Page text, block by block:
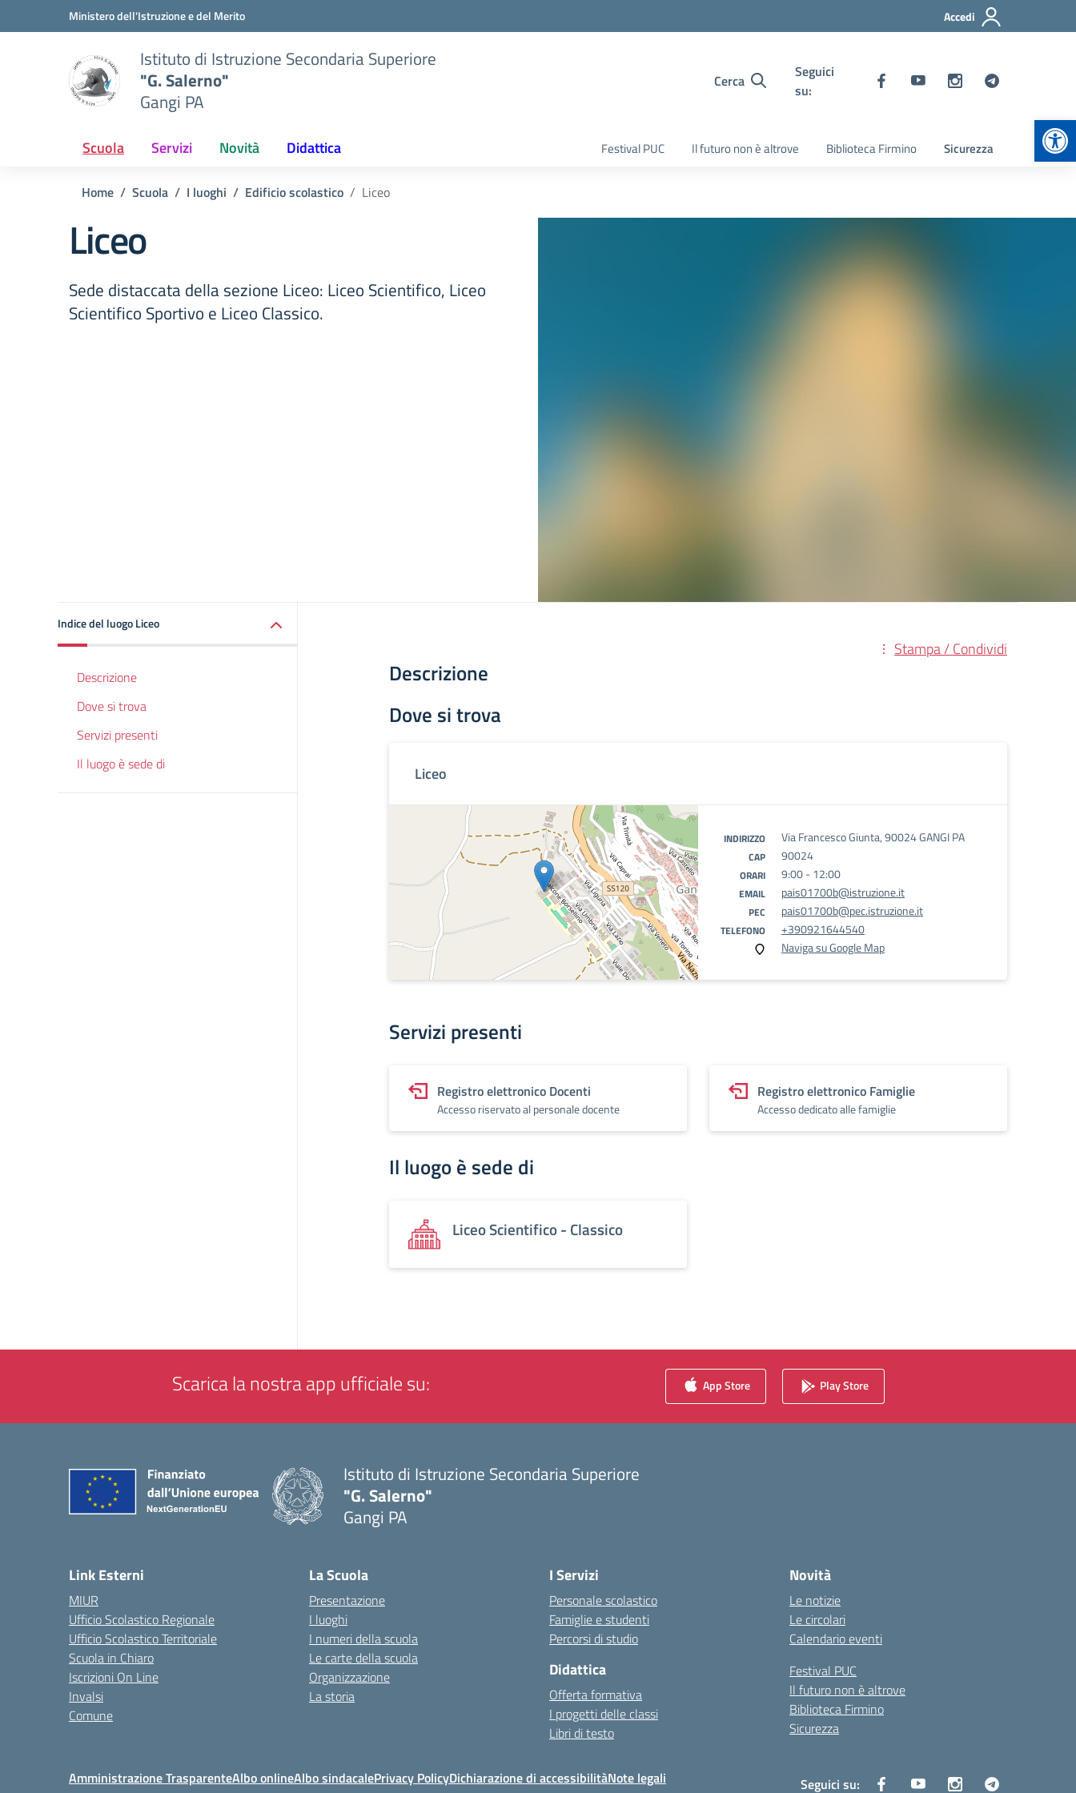
Vai ai contenuti
Vai al menu di navigazioneMinistero dell'Istruzione e del Merito Accedi
Istituto di Istruzione Secondaria Superiore
"G. Salerno"
Gangi PA
Cerca
Seguici
su:
Scuola Servizi Novità Didattica Festival PUC Il futuro non è altrove Biblioteca Firmino Sicurezza
Home Scuola I luoghi Edificio scolastico Liceo
Liceo
Sede distaccata della sezione Liceo: Liceo Scientifico, Liceo
Scientifico Sportivo e Liceo Classico.
Indice del luogo Liceo
Descrizione
Dove si trova
Servizi presenti
Il luogo è sede di
Stampa / Condividi
Descrizione
Dove si trova
Liceo
INDIRIZZO Via Francesco Giunta, 90024 GANGI PA
CAP 90024
ORARI 9:00 - 12:00
EMAIL pais01700b@istruzione.it
PEC pais01700b@pec.istruzione.it
TELEFONO
+390921644540
Naviga su Google Map
Servizi presenti
Registro elettronico Docenti
Accesso riservato al personale docente
Registro elettronico Famiglie
Accesso dedicato alle famiglie
Il luogo è sede di
Liceo Scientifico - Classico
Scarica la nostra app ufficiale su: App Store Play Store
Istituto di Istruzione Secondaria Superiore
"G. Salerno"
Gangi PA
Link Esterni
MIUR
Ufficio Scolastico Regionale
Ufficio Scolastico Territoriale
Scuola in Chiaro
Iscrizioni On Line
Invalsi
Comune
La Scuola
Presentazione
I luoghi
I numeri della scuola
Le carte della scuola
Organizzazione
La storia
I Servizi
Personale scolastico
Famiglie e studenti
Percorsi di studio
Didattica
Offerta formativa
I progetti delle classi
Libri di testo
Novità
Le notizie
Le circolari
Calendario eventi
Festival PUC
Il futuro non è altrove
Biblioteca Firmino
Sicurezza
Amministrazione TrasparenteAlbo onlineAlbo sindacalePrivacy PolicyDichiarazione di accessibilitàNote legali Seguici su: